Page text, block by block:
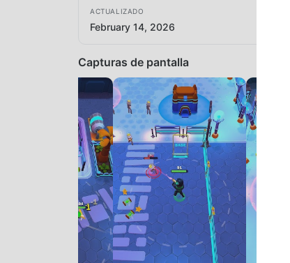
ACTUALIZADO
February 14, 2026
Capturas de pantalla